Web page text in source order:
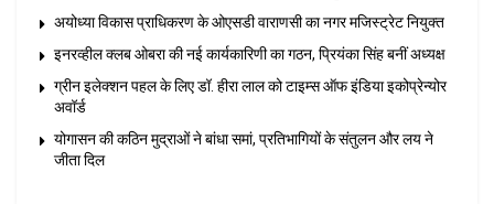
अयोध्या विकास प्राधिकरण के ओएसडी वाराणसी का नगर मजिस्ट्रेट नियुक्त
इनरव्हील क्लब ओबरा की नई कार्यकारिणी का गठन, प्रियंका सिंह बनीं अध्यक्ष
ग्रीन इलेक्शन पहल के लिए डॉ. हीरा लाल को टाइम्स ऑफ इंडिया इकोप्रेन्योर
अवॉर्ड
योगासन की कठिन मुद्राओं ने बांधा समां, प्रतिभागियों के संतुलन और लय ने
जीता दिल